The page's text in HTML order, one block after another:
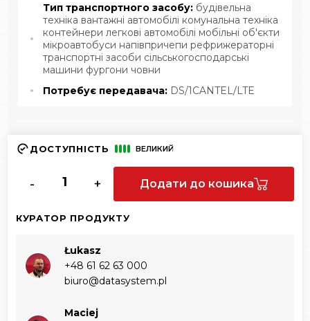
Тип транспортного засобу: будівельна
техніка вантажні автомобілі комунальна техніка
контейнери легкові автомобілі мобільні об'єкти
мікроавтобуси напівпричепи рефрижераторні
транспортні засоби сільськогосподарські
машини фургони човни
Потребує передавача: DS/1CANTEL/LTE
ДОСТУПНІСТЬ ВЕЛИКИЙ
- + Додати до кошика
КУРАТОР ПРОДУКТУ
Łukasz
+48 61 62 63 000‬
biuro@datasystem.pl
Maciej